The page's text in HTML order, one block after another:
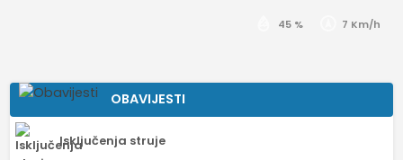
45 % 7 Km/h
OBAVIJESTI
Isključenja struje